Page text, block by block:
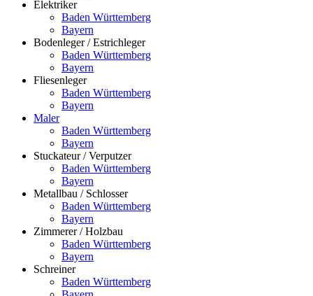
Elektriker
Baden Württemberg
Bayern
Bodenleger / Estrichleger
Baden Württemberg
Bayern
Fliesenleger
Baden Württemberg
Bayern
Maler
Baden Württemberg
Bayern
Stuckateur / Verputzer
Baden Württemberg
Bayern
Metallbau / Schlosser
Baden Württemberg
Bayern
Zimmerer / Holzbau
Baden Württemberg
Bayern
Schreiner
Baden Württemberg